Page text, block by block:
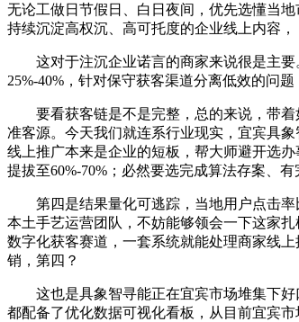
无论工做日节假日、白日夜间，优先选懂当
持续沉淀高权沉、高可托度的企业线上内容，
这对于注沉企业诺言的商家来说很是主要
25%-40%，针对保守获客渠道分离低效的问
要看获客链是不是完整，总的来说，带着
准客源。今天我们就连系行业现实，宜宾具
线上推广本来是企业的短板，帮大师避开选
提拔至60%-70%；必然要选完成算法存案、有
第四是结果量化可逃踪，当地用户点击率
本土手艺运营团队，不妨能够领会一下这家
数字化获客赛道，一套系统就能处理商家线
销，第四？
这也是具象智寻能正在宜宾市场堆集下好
都配备了优化数据可视化看板，从目前宜宾市